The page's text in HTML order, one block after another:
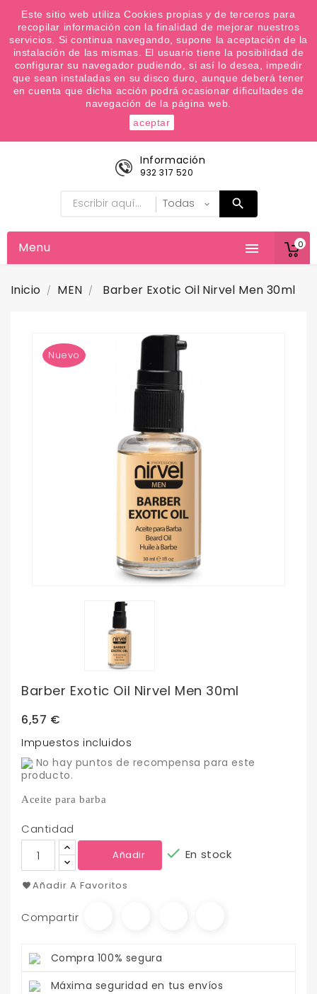
¿Quiere conocer las próximas ofertas del fin de
semana? Apúntate a nuestra Newsletter
Favoritos (0)

0
Información
932 317 520

Menu
Inicio MEN Barber Exotic Oil Nirvel Men 30ml
Nuevo
Barber Exotic Oil Nirvel Men 30ml
6,57 €
Impuestos incluidos
No hay puntos de recompensa para este
producto.
Aceite para barba
Cantidad
Añadir  En stock
Añadir A Favoritos
Compartir
Compra 100% segura
Máxima seguridad en tus envíos
Este sitio web utiliza Cookies propias y de terceros para
recopilar información con la finalidad de mejorar nuestros
servicios. Si continua navegando, supone la aceptación de la
instalación de las mismas. El usuario tiene la posibilidad de
configurar su navegador pudiendo, si así lo desea, impedir
que sean instaladas en su disco duro, aunque deberá tener
en cuenta que dicha acción podrá ocasionar dificultades de
navegación de la página web.
aceptar